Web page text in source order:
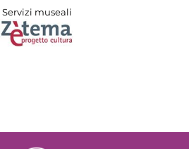
Servizi museali